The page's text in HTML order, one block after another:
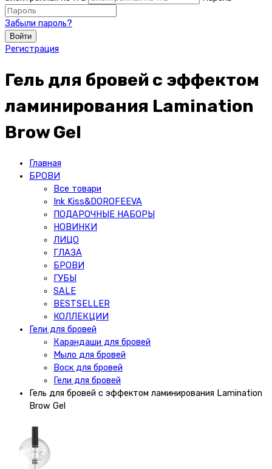
Забыли пароль?
Войти
Регистрация
Гель для бровей с эффектом
ламинирования Lamination
Brow Gel
Главная
БРОВИ
Все товари
Ink Kiss&DOROFEEVA
ПОДАРОЧНЫЕ НАБОРЫ
НОВИНКИ
ЛИЦО
ГЛАЗА
БРОВИ
ГУБЫ
SALE
BESTSELLER
КОЛЛЕКЦИИ
Гели для бровей
Карандаши для бровей
Мыло для бровей
Воск для бровей
Гели для бровей
Гель для бровей с эффектом ламинирования Lamination
Brow Gel